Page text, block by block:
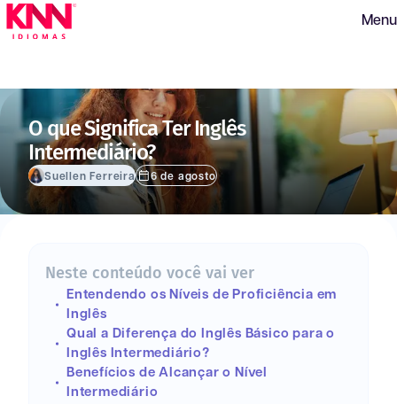
Menu
O que Significa Ter Inglês
Intermediário?
Suellen Ferreira 6 de agosto
Neste conteúdo você vai ver
Entendendo os Níveis de Proficiência em
Inglês
Qual a Diferença do Inglês Básico para o
Inglês Intermediário?
Benefícios de Alcançar o Nível
Intermediário